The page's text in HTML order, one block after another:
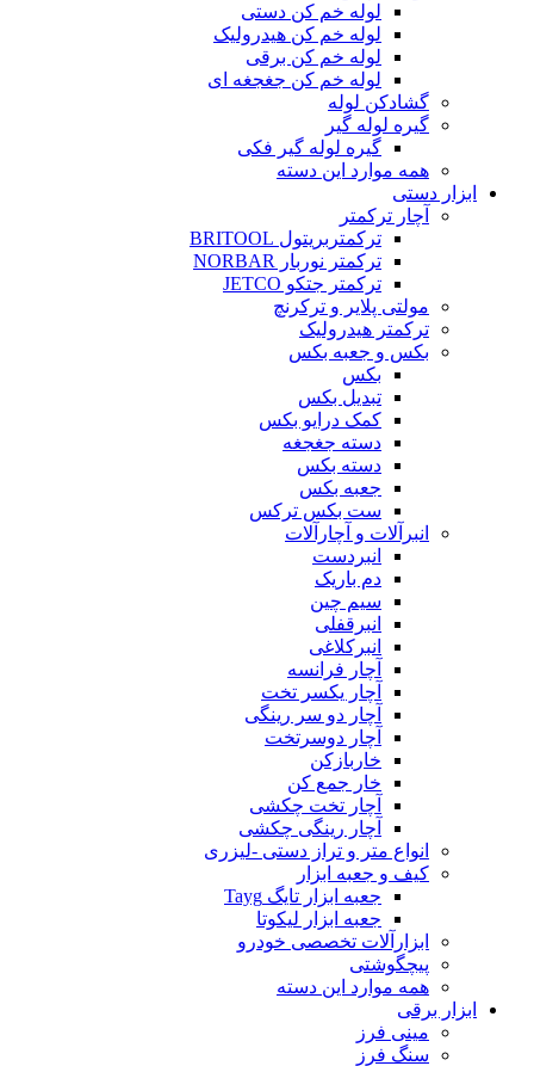
لوله خم کن دستی
لوله خم کن هیدرولیک
لوله خم کن برقی
لوله خم کن جغجغه ای
گشادکن لوله
گیره لوله گیر
گیره لوله گیر فکی
همه موارد این دسته
ابزار دستی
آچار ترکمتر
ترکمتربریتول BRITOOL
ترکمتر نوربار NORBAR
ترکمتر جتکو JETCO
مولتی پلایر و ترکرنچ
ترکمتر هیدرولیک
بکس و جعبه بکس
بکس
تبدیل بکس
کمک درایو بکس
دسته جغجغه
دسته بکس
جعبه بکس
ست بکس ترکس
انبرآلات و آچارآلات
انبردست
دم باریک
سیم چین
انبرقفلی
انبرکلاغی
آچار فرانسه
آچار یکسر تخت
آچار دو سر رینگی
آچار دوسرتخت
خاربازکن
خار جمع کن
آچار تخت چکشی
آچار رینگی چکشی
انواع متر و تراز دستی -لیزری
کیف و جعبه ابزار
جعبه ابزار تایگ Tayg
جعبه ابزار لیکوتا
ابزارآلات تخصصی خودرو
پیچگوشتی
همه موارد این دسته
ابزار برقی
مینی فرز
سنگ فرز